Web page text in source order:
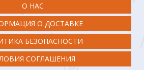
О НАС
О ДОСТАВКЕ
БЕЗОПАСНОСТИ
СОГЛАШЕНИЯ